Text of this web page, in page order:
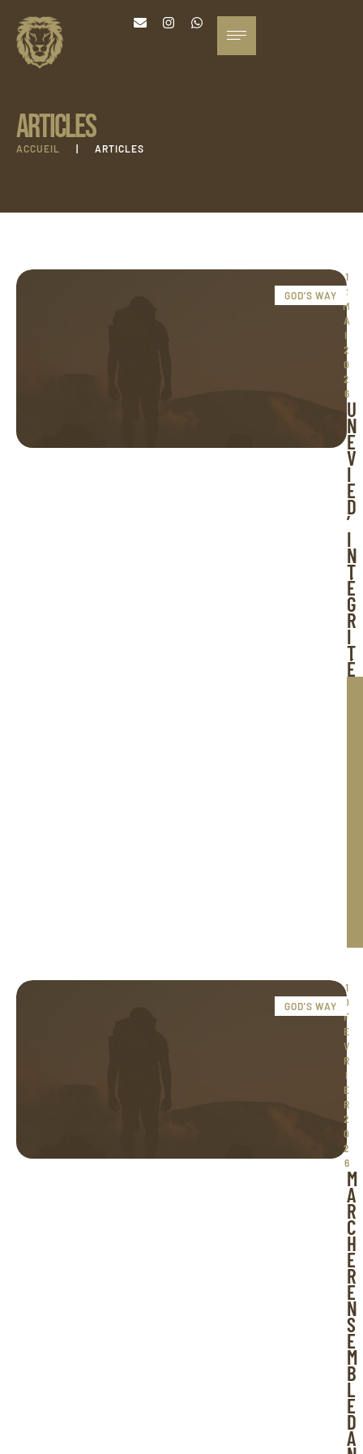
ARTICLES
ACCUEIL ARTICLES
GOD'S WAY
1
2
M
A
I
2
0
2
6
U
N
E
V
I
E
D
’
I
N
T
É
G
R
I
T
É
GOD'S WAY
1
0
F
É
V
R
I
E
R
2
0
2
6
M
A
R
C
H
E
R
E
N
S
E
M
B
L
E
D
A